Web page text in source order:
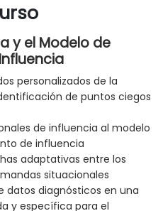
y el Modelo de
personalizados de la
de puntos ciegos
de influencia al modelo
de influencia
adaptativas entre los
situacionales
datos diagnósticos en una
y específica para el